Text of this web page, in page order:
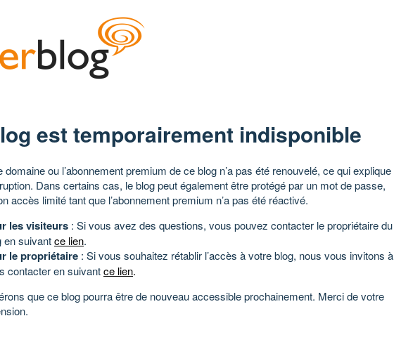
est temporairement indisponible
domaine ou l’abonnement premium de ce blog n’a pas été renouvelé, ce qui explique
Dans certains cas, le blog peut également être protégé par un mot de passe,
accès limité tant que l’abonnement premium n’a pas été réactivé.
les visiteurs : Si vous avez des questions, vous pouvez contacter le propriétaire du
en suivantce lien.
le propriétaire : Si vous souhaitez rétablir l’accès à votre blog, nous vous invitons à
contacter en suivantce lien.
que ce blog pourra être de nouveau accessible prochainement. Merci de votre